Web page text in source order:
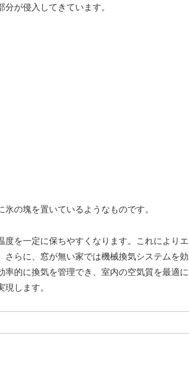
が侵入してきています。
氷の塊を置いているようなものです。
を一定に保ちやすくなります。これによりエ
らに、窓が無い家では機械換気システムを効
的に換気を管理でき、室内の空気質を最適に
します。